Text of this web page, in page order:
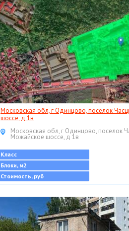
Московская обл, г Одинцово, поселок
шоссе, д 1в
Московская обл, г Одинцово, поселок
Можайское шоссе, д 1в
Класс
Блоки, м2
Стоимость, руб